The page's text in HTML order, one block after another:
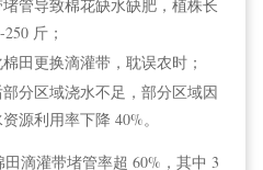
管导致棉花缺水缺肥，植株长
斤；
田更换滴灌带，耽误农时；
分区域浇水不足，部分区域因
源利用率下降 40%。
滴灌带堵管率超 60%，其中 3